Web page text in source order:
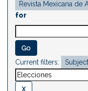
for
Current filters: